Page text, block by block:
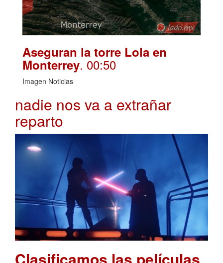
Aseguran la torre Lola en
Monterrey. 00:50
Imagen Noticias
nadie nos va a extrañar
reparto